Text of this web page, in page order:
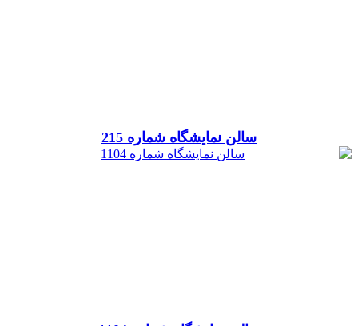
سالن نمایشگاه شماره 215